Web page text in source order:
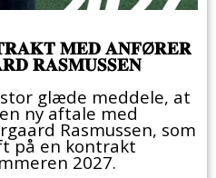
𝐌𝐄𝐃 𝐀𝐍𝐅Ø𝐑𝐄𝐑
𝐑𝐀𝐒𝐌𝐔𝐒𝐒𝐄𝐍
glæde meddele, at
ny aftale med
Rasmussen, som
på en kontrakt
2027.